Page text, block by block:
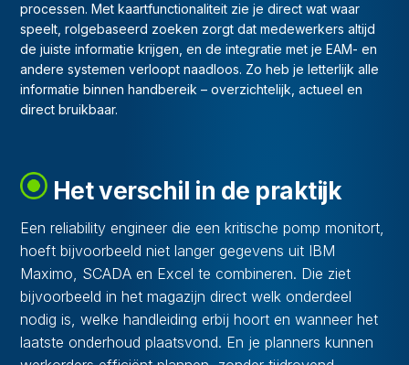
processen. Met kaartfunctionaliteit zie je direct wat waar
speelt, rolgebaseerd zoeken zorgt dat medewerkers altijd
de juiste informatie krijgen, en de integratie met je EAM- en
andere systemen verloopt naadloos. Zo heb je letterlijk alle
informatie binnen handbereik – overzichtelijk, actueel en
direct bruikbaar.
Het verschil in de praktijk
Een reliability engineer die een kritische pomp monitort,
hoeft bijvoorbeeld niet langer gegevens uit IBM
Maximo, SCADA en Excel te combineren. Die ziet
bijvoorbeeld in het magazijn direct welk onderdeel
nodig is, welke handleiding erbij hoort en wanneer het
laatste onderhoud plaatsvond. En je planners kunnen